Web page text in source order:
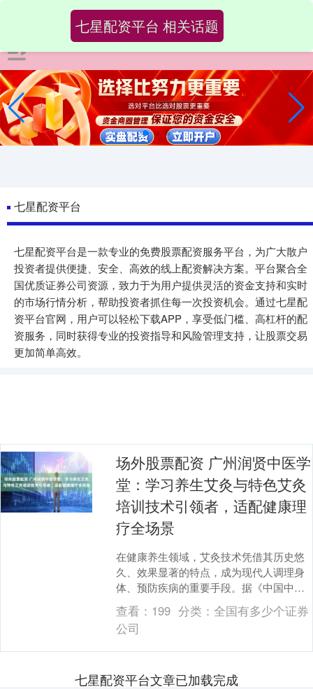
七星配资平台
七星配资平台是一款专业的免费股票配资服务平台，为广大散户
投资者提供便捷、安全、高效的线上配资解决方案。平台聚合全
国优质证券公司资源，致力于为用户提供灵活的资金支持和实时
的市场行情分析，帮助投资者抓住每一次投资机会。通过七星配
资平台官网，用户可以轻松下载APP，享受低门槛、高杠杆的配
资服务，同时获得专业的投资指导和风险管理支持，让股票交易
更加简单高效。
七星配资平台 相关话题
场外股票配资 广州润贤中医学
堂：学习养生艾灸与特色艾灸
培训技术引领者，适配健康理
疗全场景
在健康养生领域，艾灸技术凭借其历史悠
久、效果显著的特点，成为现代人调理身
体、预防疾病的重要手段。据《中国中医
养生行业报告》显示，近五年艾灸相关服
务的市场规模年均....
查看： 199 分类： 全国有多少个证券
公司
七星配资平台文章已加载完成